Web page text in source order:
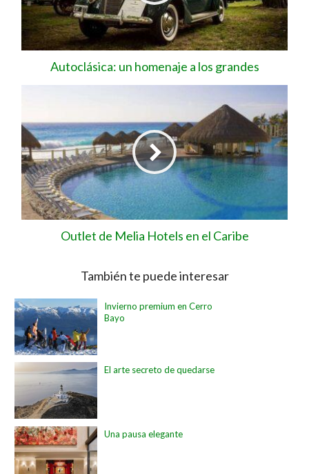
Autoclásica: un homenaje a los grandes
Outlet de Melia Hotels en el Caribe
También te puede interesar
Invierno premium en Cerro
Bayo
El arte secreto de quedarse
Una pausa elegante